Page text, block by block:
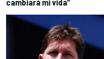
cambiará mi vida”